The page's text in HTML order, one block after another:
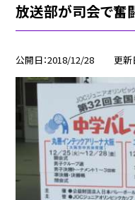
放送部が司会で奮
公開日 2018/12/28 更新